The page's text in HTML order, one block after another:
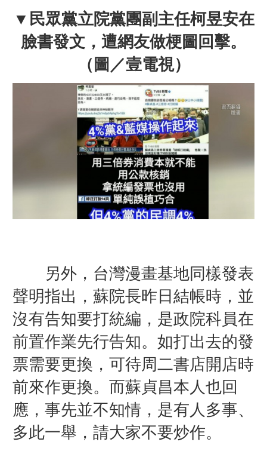
▼ 民眾黨立院黨團副主任柯昱安在
臉書發文，遭網友做梗圖回擊。
（圖／壹電視）
另外，台灣漫畫基地同樣發表
聲明指出，蘇院長昨日結帳時，並
沒有告知要打統編，是政院科員在
前置作業先行告知。如打出去的發
票需要更換，可待周二書店開店時
前來作更換。而蘇貞昌本人也回
應，事先並不知情，是有人多事、
多此一舉，請大家不要炒作。